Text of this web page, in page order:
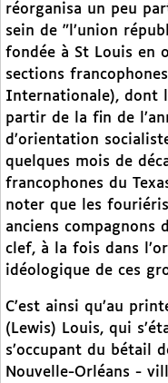
réorganisa un peu
sein de "l’union
fondée à St Louis en
sections
Internationale), dont
partir de la fin de
d’orientation
quelques mois de
francophones du
noter que les
anciens compagnons
clef, à la fois dans
idéologique de ces
C’est ainsi qu’au
(Lewis) Louis, qui
s’occupant du bétail
Nouvelle-Orléans -